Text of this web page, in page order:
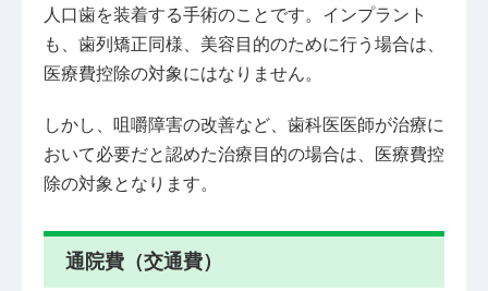
人口歯を装着する手術のことです。インプラント
も、歯列矯正同様、美容目的のために行う場合は、
医療費控除の対象にはなりません。
しかし、咀嚼障害の改善など、歯科医医師が治療に
おいて必要だと認めた治療目的の場合は、医療費控
除の対象となります。
通院費（交通費）